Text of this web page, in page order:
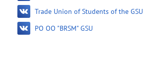
Trade Union of Students of the GSU
PO OO "BRSM" GSU